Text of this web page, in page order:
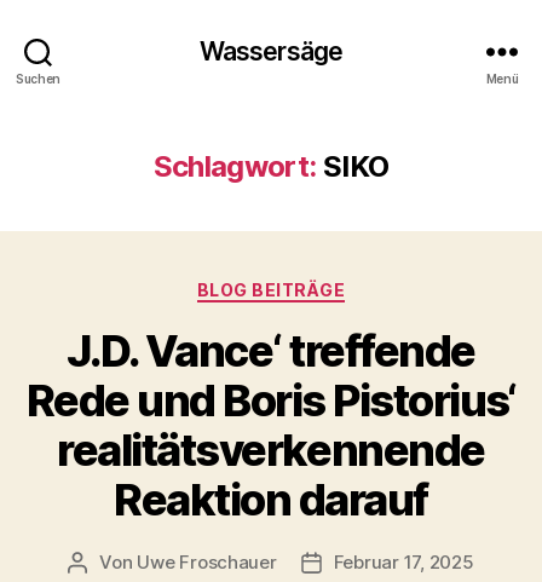
Suchen
Wassersäge
Menü
Schlagwort: SIKO
Kategorien
BLOG BEITRÄGE
J.D. Vance‘ treffende
Rede und Boris Pistorius‘
realitätsverkennende
Reaktion darauf
Beitragsautor
Von Uwe Froschauer Beitragsdatum
Februar 17, 2025